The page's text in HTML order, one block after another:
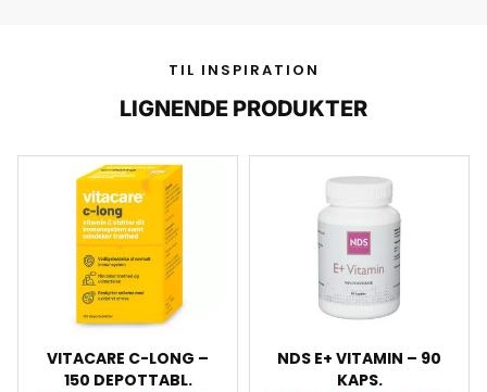
TIL INSPIRATION
LIGNENDE PRODUKTER
VITACARE C-LONG –
150 DEPOTTABL.
NDS E+ VITAMIN – 90
KAPS.